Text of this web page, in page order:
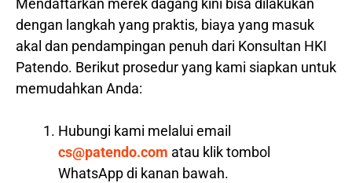
Mendaftarkan merek dagang kini bisa dilakukan
dengan langkah yang praktis, biaya yang masuk
akal dan pendampingan penuh dari Konsultan HKI
Patendo. Berikut prosedur yang kami siapkan untuk
memudahkan Anda:
Hubungi kami melalui email
cs@patendo.com atau klik tombol
WhatsApp di kanan bawah.